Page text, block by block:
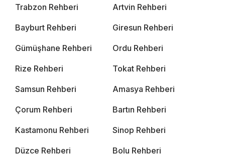
Trabzon Rehberi Artvin Rehberi
Bayburt Rehberi Giresun Rehberi
Gümüşhane Rehberi Ordu Rehberi
Rize Rehberi Tokat Rehberi
Samsun Rehberi Amasya Rehberi
Çorum Rehberi Bartın Rehberi
Kastamonu Rehberi Sinop Rehberi
Düzce Rehberi Bolu Rehberi